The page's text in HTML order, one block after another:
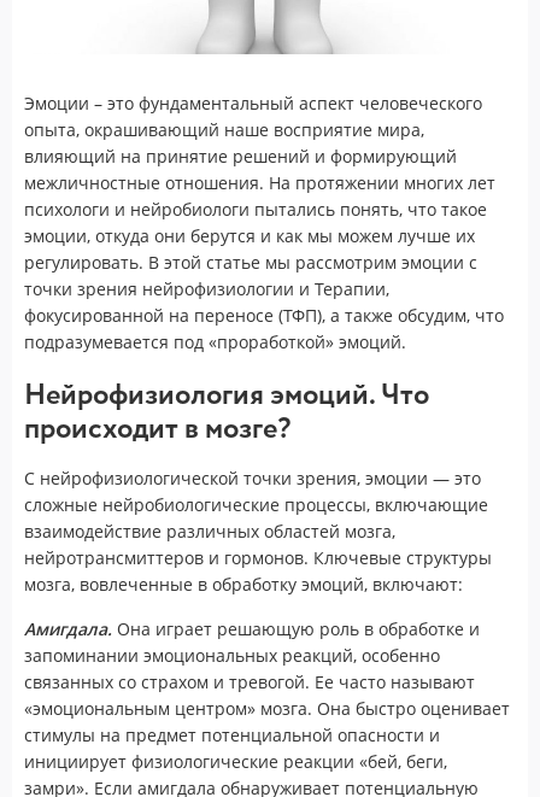
Эмоции – это фундаментальный аспект человеческого
опыта, окрашивающий наше восприятие мира,
влияющий на принятие решений и формирующий
межличностные отношения. На протяжении многих лет
психологи и нейробиологи пытались понять, что такое
эмоции, откуда они берутся и как мы можем лучше их
регулировать. В этой статье мы рассмотрим эмоции с
точки зрения нейрофизиологии и Терапии,
фокусированной на переносе (ТФП), а также обсудим, что
подразумевается под «проработкой» эмоций.
Нейрофизиология эмоций. Что
происходит в мозге?
С нейрофизиологической точки зрения, эмоции — это
сложные нейробиологические процессы, включающие
взаимодействие различных областей мозга,
нейротрансмиттеров и гормонов. Ключевые структуры
мозга, вовлеченные в обработку эмоций, включают:
Амигдала. Она играет решающую роль в обработке и
запоминании эмоциональных реакций, особенно
связанных со страхом и тревогой. Ее часто называют
«эмоциональным центром» мозга. Она быстро оценивает
стимулы на предмет потенциальной опасности и
инициирует физиологические реакции «бей, беги,
замри». Если амигдала обнаруживает потенциальную